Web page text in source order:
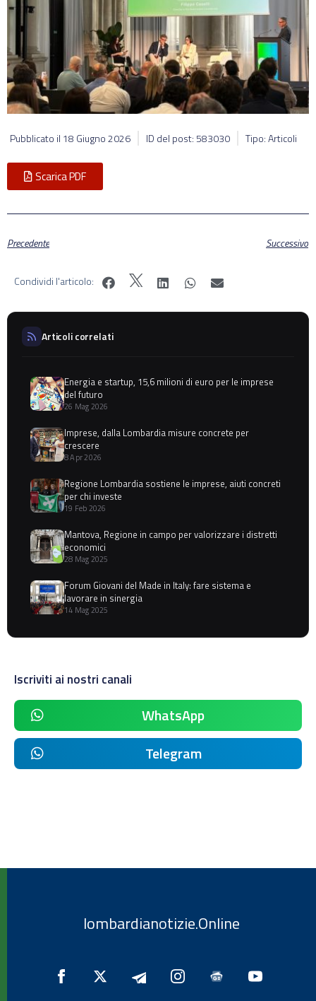
Pubblicato il 18 Giugno 2026 ID del post: 583030 Tipo: Articoli
Scarica PDF
Precedente Successivo
Condividi l'articolo:
Articoli correlati
Energia e startup, 15,6 milioni di euro per le imprese
del futuro
26 Mag 2026
Imprese, dalla Lombardia misure concrete per
crescere
8 Apr 2026
Regione Lombardia sostiene le imprese, aiuti concreti
per chi investe
19 Feb 2026
Mantova, Regione in campo per valorizzare i distretti
economici
28 Mag 2025
Forum Giovani del Made in Italy: fare sistema e
lavorare in sinergia
14 Mag 2025
Iscriviti ai nostri canali
WhatsApp
Telegram
lombardianotizie.Online